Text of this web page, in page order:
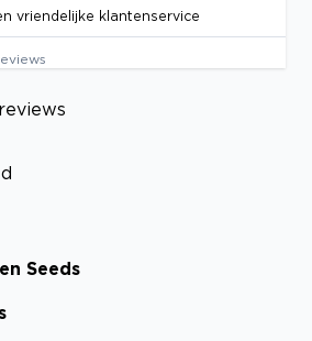
vriendelijke klantenservice
Seeds